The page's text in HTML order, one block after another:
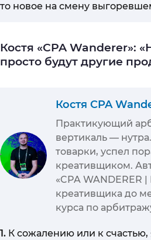
то новое на смену
Костя «СPA Wanderer»:
просто будут другие
Костя CPA
Практикующий
вертикаль —
товарки, успел
креативщиком.
«CPA WANDERER
креативщика до
курса по
1. К сожалению или к счастью,